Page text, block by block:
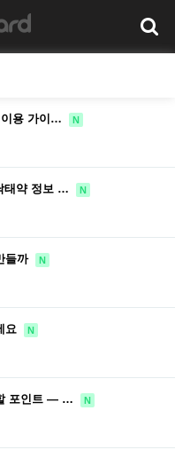
이용 가이… N
태약 정보 … N
들까 N
요 N
포인트 — … N